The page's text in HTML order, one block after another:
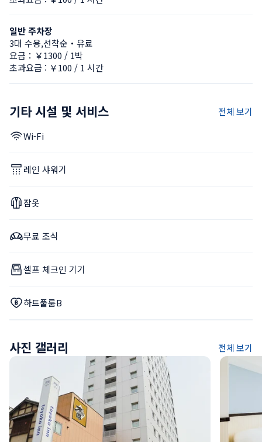
일반 주차장
3대 수용,선착순・유료
요금：￥1300 / 1박
초과요금 : ￥100 / 1 시간
기타 시설 및 서비스 전체 보기
Wi-Fi
레인 샤워기
잠옷
무료 조식
셀프 체크인 기기
하트풀룸B
사진 갤러리 전체 보기